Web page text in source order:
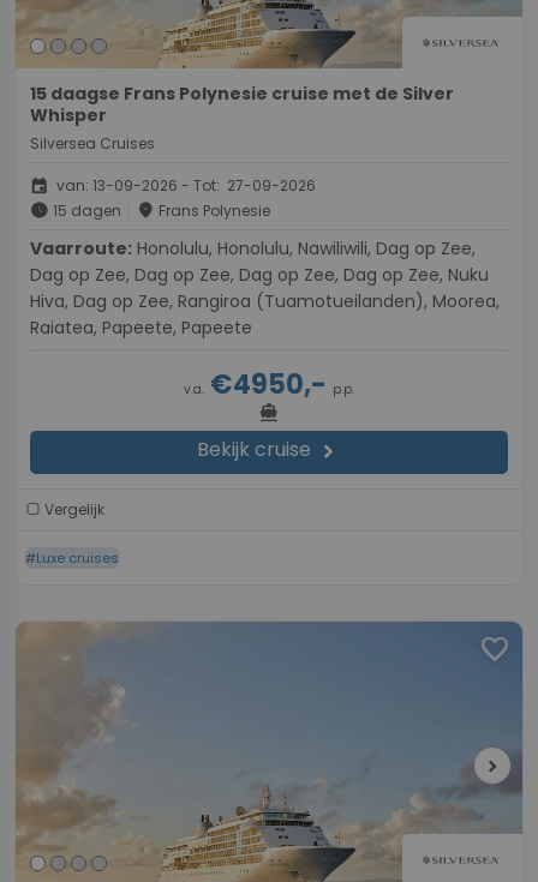
15 daagse Frans Polynesie cruise met de Silver
Whisper
Silversea Cruises
event van: 13-09-2026 - Tot: 27-09-2026
schedule 15 dagen place Frans Polynesie
Vaarroute:
Dag op Zee, Dag op Zee, Dag op Zee, Dag op Zee, Nuku
Hiva, Dag op Zee, Rangiroa (Tuamotueilanden), Moorea,
Raiatea, Papeete, Papeete
v.a. €4950,- p.p.
directions_boat
Bekijk cruise chevron_right
Vergelijk
#Luxe cruises
favorite
chevron_right